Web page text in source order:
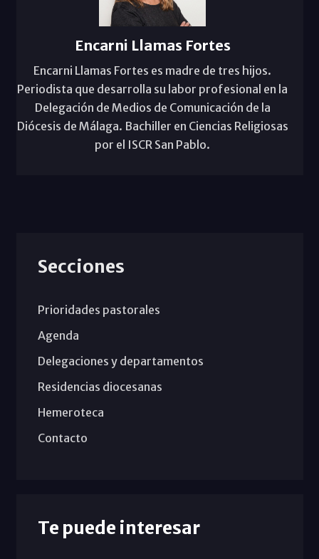
Encarni Llamas Fortes
Encarni Llamas Fortes es madre de tres hijos.
Periodista que desarrolla su labor profesional en la
Delegación de Medios de Comunicación de la
Diócesis de Málaga. Bachiller en Ciencias Religiosas
por el ISCR San Pablo.
Secciones
Prioridades pastorales
Agenda
Delegaciones y departamentos
Residencias diocesanas
Hemeroteca
Contacto
Te puede interesar